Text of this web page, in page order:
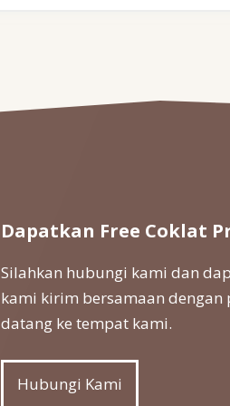
Dapatkan Free Coklat
Silahkan hubungi kami dan
kami kirim bersamaan dengan
datang ke tempat kami.
Hubungi Kami